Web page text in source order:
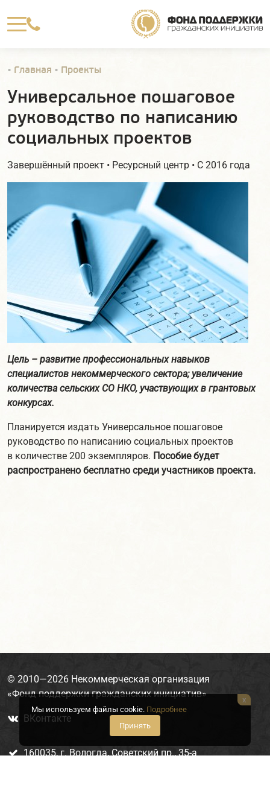

Мы используем файлы cookie. Подробнее
Принять
x
• Главная • Проекты
Универсальное пошаговое
руководство по написанию
социальных проектов
Завершённый проект • Ресурсный центр • С 2016 года
Цель – развитие профессиональных навыков
специалистов некоммерческого сектора; увеличение
количества сельских СО НКО, участвующих в грантовых
конкурсах.
Планируется издать Универсальное пошаговое
руководство по написанию социальных проектов
в количестве 200 экземпляров. Пособие будет
распространено бесплатно среди участников проекта.
© 2010—2026 Некоммерческая организация
«Фонд поддержки гражданских инициатив»
 ВКонтакте
 160035, г. Вологда, Советский пр., 35-а